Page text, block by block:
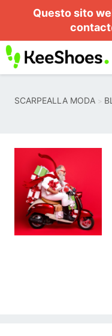
Questo sito
SCARPEALLA MODA